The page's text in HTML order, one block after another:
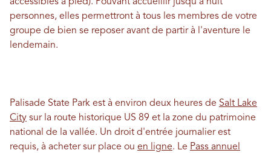
personnes, elles permettront à tous les membres de votre
groupe de bien se reposer avant de partir à l'aventure le
lendemain.
Palisade State Park est à environ deux heures de Salt Lake
City sur la route historique US 89 et la zone du patrimoine
national de la vallée. Un droit d'entrée journalier est
requis, à acheter sur place ou en ligne. Le Pass annuel